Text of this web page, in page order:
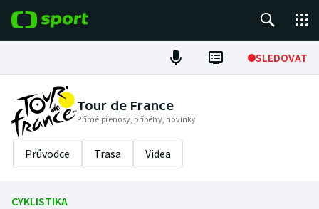
SLEDOVAT
Fotbal
Hokej
Tenis
Tour de France
Přímé přenosy, příběhy, novinky
Průvodce Trasa Videa
CYKLISTIKA